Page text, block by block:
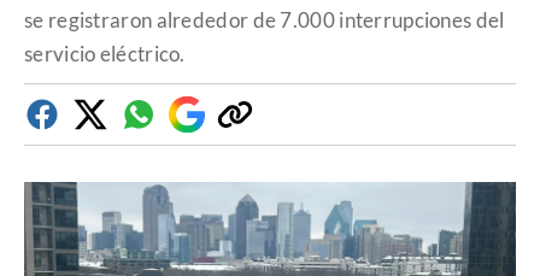
se registraron alrededor de 7.000 interrupciones del
servicio eléctrico.
FacebookTwitterWhatsapp
Google
Discover
Copiar
enlace